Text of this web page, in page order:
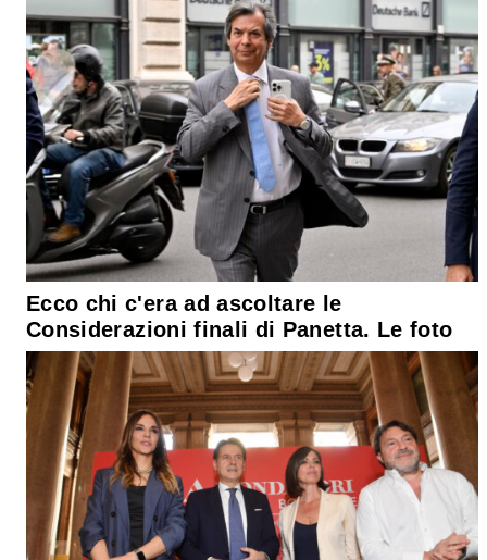
Ecco chi c'era ad ascoltare le
Considerazioni finali di Panetta. Le foto